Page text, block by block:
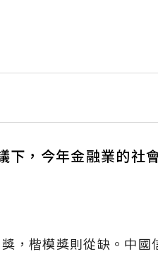
下，今年金融業的社
，楷模獎則從缺。中國